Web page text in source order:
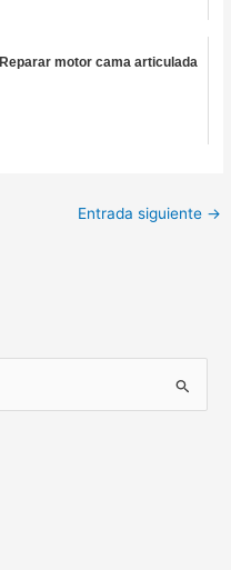
Reparar motor cama articulada
Entrada siguiente →